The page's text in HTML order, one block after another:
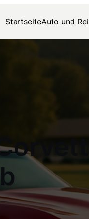
StartseiteAuto und